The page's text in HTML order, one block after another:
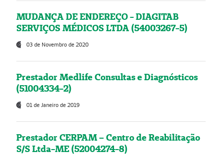
MUDANÇA DE ENDEREÇO - DIAGITAB
SERVIÇOS MÉDICOS LTDA (54003267-5)
03 de Novembro de 2020
Prestador Medlife Consultas e Diagnósticos
(51004334-2)
01 de Janeiro de 2019
Prestador CERPAM – Centro de Reabilitação
S/S Ltda-ME (52004274-8)